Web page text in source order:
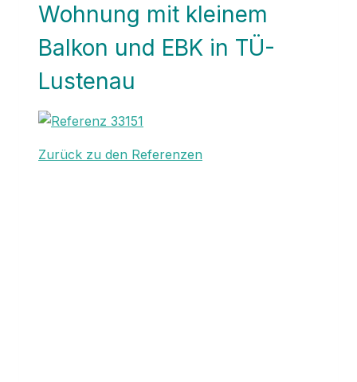
Wohnung mit kleinem
Balkon und EBK in TÜ-
Lustenau
Zurück zu den Referenzen